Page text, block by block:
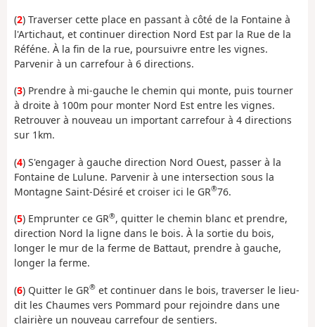
(2) Traverser cette place en passant à côté de la Fontaine à
l'Artichaut, et continuer direction Nord Est par la Rue de la
Réféne. À la fin de la rue, poursuivre entre les vignes.
Parvenir à un carrefour à 6 directions.
(3) Prendre à mi-gauche le chemin qui monte, puis tourner
à droite à 100m pour monter Nord Est entre les vignes.
Retrouver à nouveau un important carrefour à 4 directions
sur 1km.
(4) S'engager à gauche direction Nord Ouest, passer à la
Fontaine de Lulune. Parvenir à une intersection sous la
Montagne Saint-Désiré et croiser ici le GR®76.
(5) Emprunter ce GR®, quitter le chemin blanc et prendre,
direction Nord la ligne dans le bois. À la sortie du bois,
longer le mur de la ferme de Battaut, prendre à gauche,
longer la ferme.
(6) Quitter le GR® et continuer dans le bois, traverser le lieu-
dit les Chaumes vers Pommard pour rejoindre dans une
clairière un nouveau carrefour de sentiers.